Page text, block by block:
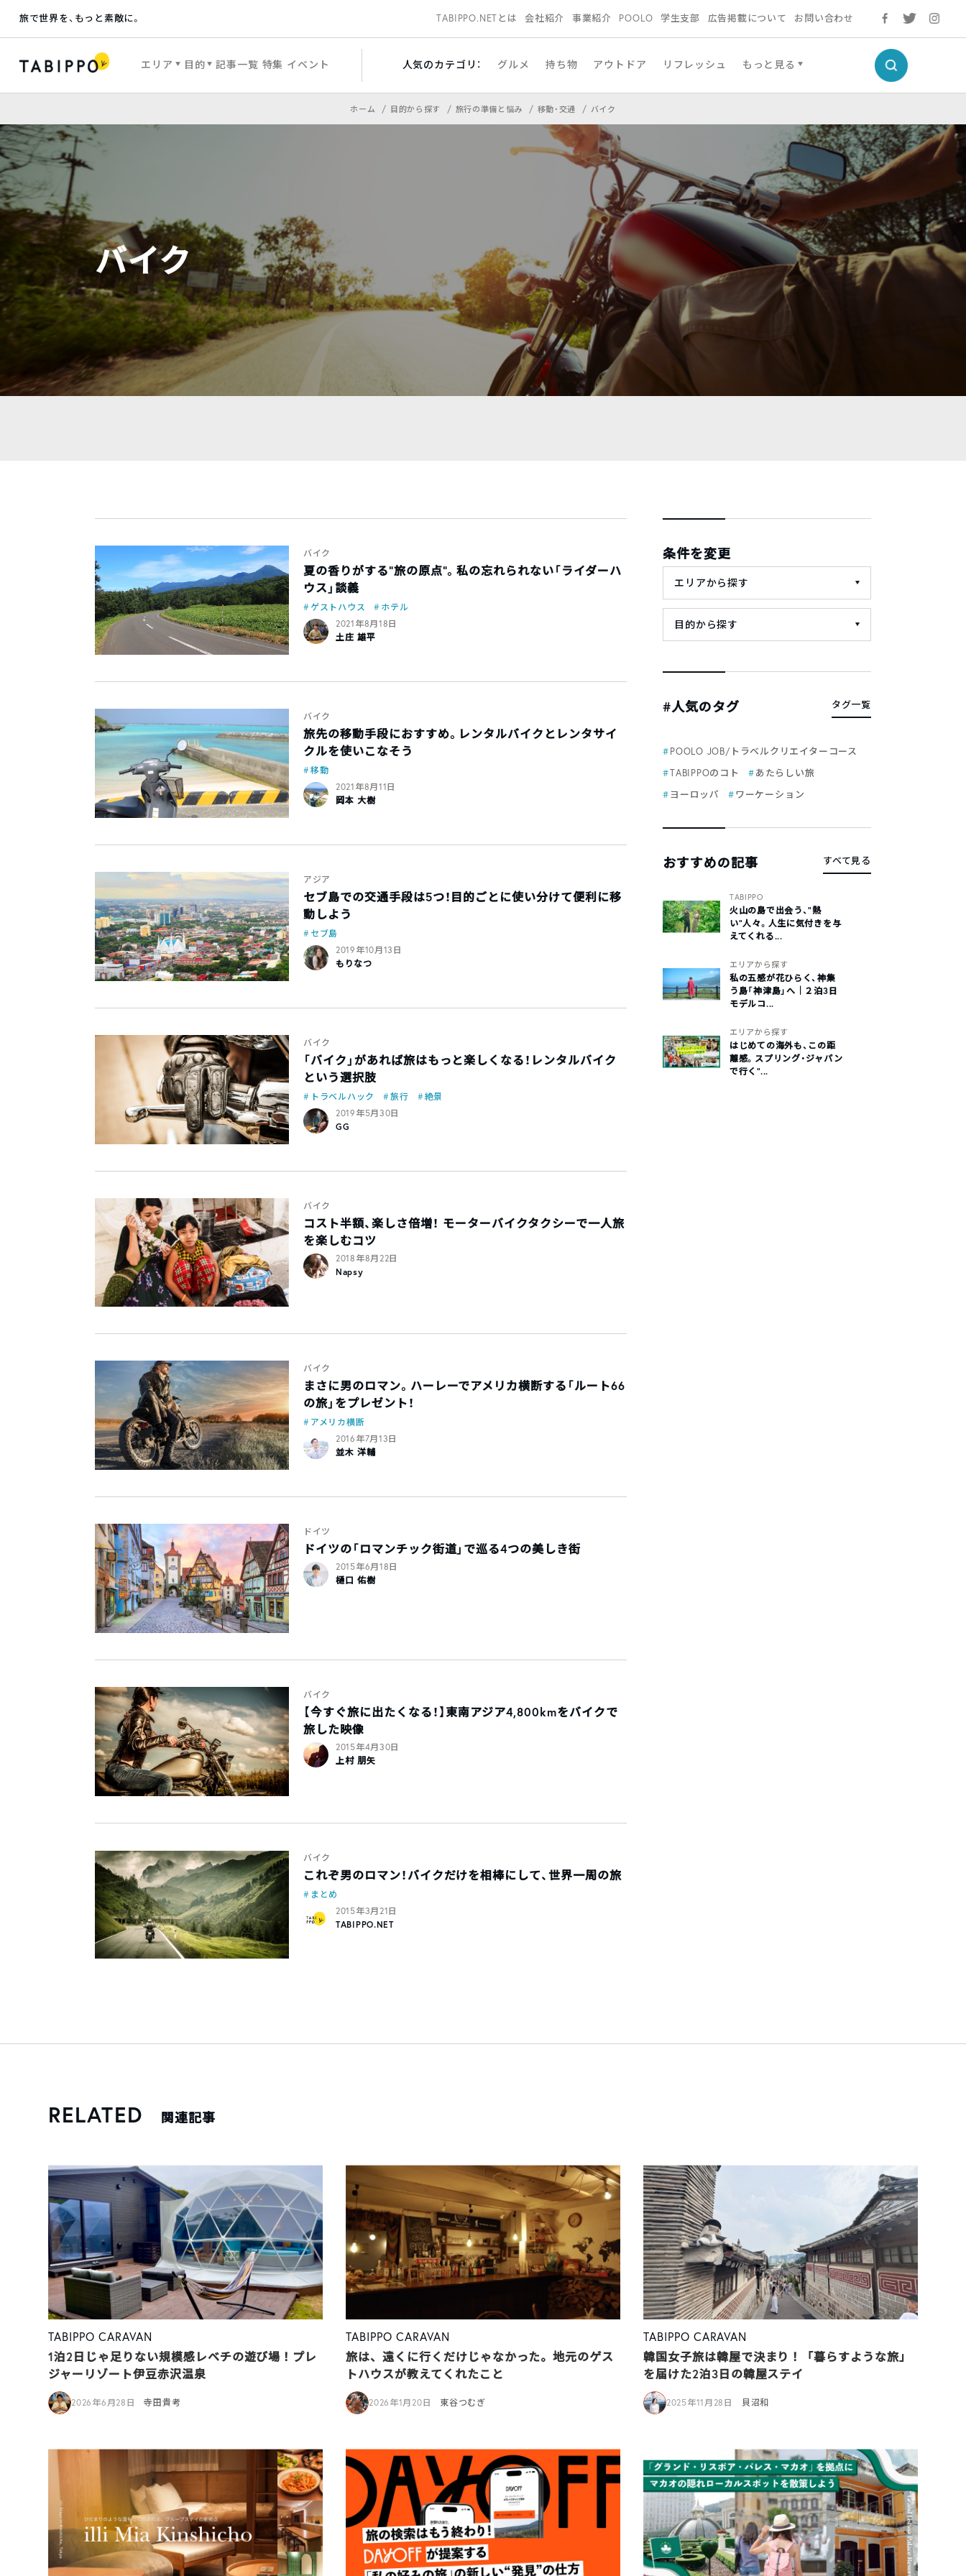
旅で世界を、もっと素敵に。 TABIPPO.NETとは 会社紹介 事業紹介 POOLO 学生支部 広告掲載について お問い合わせ
エリア 目的 記事一覧 特集 イベント 人気のカテゴリ： グルメ 持ち物 アウトドア リフレッシュ もっと見る
ホーム 目的から探す 旅行の準備と悩み 移動・交通 バイク
バイク
バイク
夏の香りがする”旅の原点”。私の忘れられない「ライダーハ
ウス」談義
ゲストハウス
ホテル
2021年8月18日
土庄 雄平
バイク
旅先の移動手段におすすめ。レンタルバイクとレンタサイ
クルを使いこなそう
移動
2021年8月11日
岡本 大樹
アジア
セブ島での交通手段は5つ！目的ごとに使い分けて便利に移
動しよう
セブ島
2019年10月13日
もりなつ
バイク
「バイク」があれば旅はもっと楽しくなる！レンタルバイク
という選択肢
トラベルハック 旅行
絶景
2019年5月30日
GG
バイク
コスト半額、楽しさ倍増！ モーターバイクタクシーで一人旅
を楽しむコツ
2018年8月22日
Napsy
バイク
まさに男のロマン。ハーレーでアメリカ横断する「ルート66
の旅」をプレゼント！
アメリカ横断
2016年7月13日
並木 洋輔
ドイツ
ドイツの「ロマンチック街道」で巡る4つの美しき街
2015年6月18日
樋口 佑樹
バイク
【今すぐ旅に出たくなる！】東南アジア4,800kmをバイクで
旅した映像
2015年4月30日
上村 朋矢
バイク
これぞ男のロマン！バイクだけを相棒にして、世界一周の旅
まとめ
2015年3月21日
TABIPPO.NET
条件を変更
エリアから探す
目的から探す
#人気のタグ タグ一覧
POOLO JOB/トラベルクリエイターコース
TABIPPOのコト
あたらしい旅
ヨーロッパ
ワーケーション
おすすめの記事 すべて見る
TABIPPO
火山の島で出会う、“熱
い“人々。人生に気付きを与
えてくれる...
エリアから探す
私の五感が花ひらく、神集
う島「神津島」へ｜２泊3日
モデルコ...
エリアから探す
はじめての海外も、この距
離感。スプリング・ジャパン
で行く“...
RELATED 関連記事
TABIPPO CARAVAN
1泊2日じゃ足りない規模感レベチの遊び場！プレ
ジャーリゾート伊豆赤沢温泉
2026年6月28日 寺田貴考
TABIPPO CARAVAN
旅は、遠くに行くだけじゃなかった。地元のゲス
トハウスが教えてくれたこと
2026年1月20日 東谷つむぎ
TABIPPO CARAVAN
韓国女子旅は韓屋で決まり！「暮らすような旅」
を届けた2泊3日の韓屋ステイ
2025年11月28日 貝沼和